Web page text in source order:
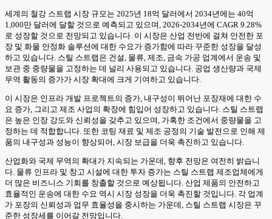
세계의 철강 스트랩 시장 규모는 2025년 18억 달러에서 2034년에는 40억
1,000만 달러에 달할 것으로 예측되고 있으며, 2026-2034년에 CAGR 9.28%
로 성장할 것으로 전망되고 있습니다. 이 시장은 산업 전반에 걸쳐 안전한 포
장 및 화물 안정화 솔루션에 대한 수요가 증가함에 따라 꾸준한 성장을 달성
하고 있습니다. 스틸 스트랩은 건설, 물류, 제조, 금속 가공 업계에서 운송 및
보관 중 중량물을 고정하는 데 널리 사용되고 있습니다. 공업 생산량과 국제
무역 활동의 증가가 시장 확대에 크게 기여하고 있습니다.
이 시장은 인프라 개발 프로젝트의 증가, 내구성이 뛰어난 포장재에 대한 수
요 증가, 그리고 제조 사업의 확장에 힘입어 성장하고 있습니다. 스틸 스트랩
은 높은 인장 강도와 신뢰성을 갖추고 있으며, 가혹한 조건에서 중량물을 고
정하는 데 적합합니다. 또한 코팅 재료 및 제조 공정의 기술 발전으로 인해 제
품의 내구성과 성능이 향상되어, 시장 보급을 더욱 촉진하고 있습니다.
산업화와 국제 무역의 확대가 지속되는 가운데, 향후 전망은 여전히 밝습니
다. 물류 인프라 및 창고 시설에 대한 투자 증가는 스틸 스트랩 제조업체에게
더 많은 비즈니스 기회를 창출할 것으로 예상됩니다. 산업 제품의 안전하고
효율적인 운송에 대한 수요 역시 시장 성장을 더욱 촉진할 것입니다. 각 업계
가 포장의 신뢰성과 업무 효율성을 중시하는 가운데, 스틸 스트랩 시장은 꾸
준한 성장세를 이어갈 전망입니다.